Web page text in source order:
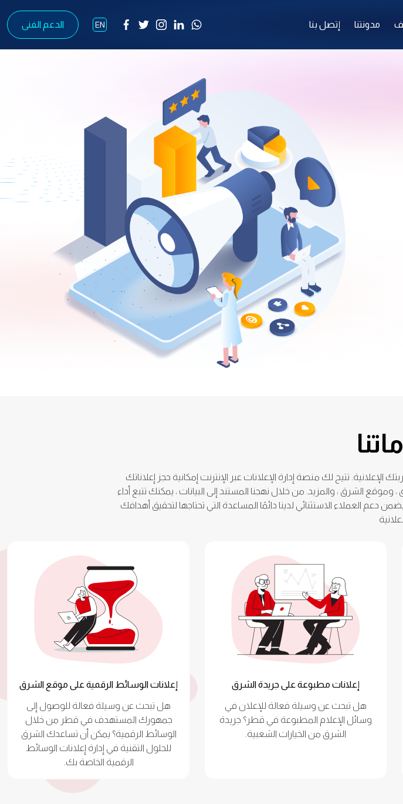
مدونتنا إتصل بنا EN الدعم الفنى
تتيح لك منصة إدارة الإعلانات عبر الإنترنت إمكانية حجز إعلاناتك
الشرق ، والمزيد. من خلال نهجنا المستند إلى البيانات ، يمكنك تتبع أداء
العملاء الاستثنائي لدينا دائمًا المساعدة التي تحتاجها لتحقيق أهدافك
إعلانات مطبوعة على جريدة الشرق
هل تبحث عن وسيلة فعالة للإعلان في
وسائل الإعلام المطبوعة في قطر؟ جريدة
الشرق من الخيارات الشعبية.
إعلانات الوسائط الرقمية على موقع الشرق
هل تبحث عن وسيلة فعالة للوصول إلى
جمهورك المستهدف في قطر من خلال
الوسائط الرقمية؟ يمكن أن تساعدك الشرق
للحلول التقنية في إدارة إعلانات الوسائط
الرقمية الخاصة بك.